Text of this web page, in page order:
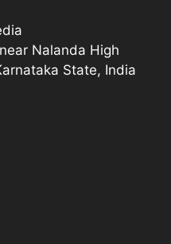
Nalanda High
State, India